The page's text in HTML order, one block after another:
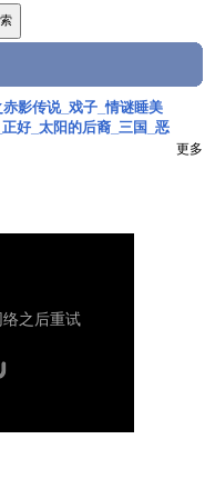
影传说_戏子_情谜睡美
好_太阳的后裔_三国_恶
更多